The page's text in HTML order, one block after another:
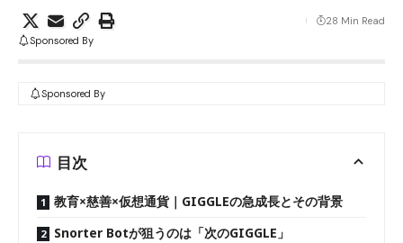
Sponsored By
28 Min Read
Sponsored By
目次
教育×慈善×仮想通貨｜GIGGLEの急成長とその背景
Snorter Botが狙うのは「次のGIGGLE」